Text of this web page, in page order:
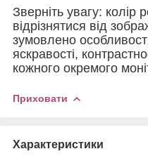
Зверніть увагу:
відрізнятися від
зумовлено
яскравості,
кожного окремого
Приховати
Характеристики